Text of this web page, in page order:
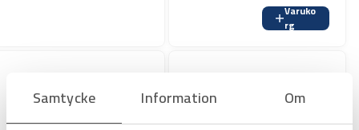
Samtycke Information Om
Varuko
rg